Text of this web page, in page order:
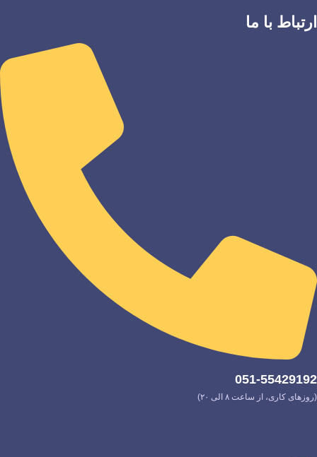
ارتباط با ما
051-55429192
(روزهای کاری، از ساعت ۸ الی ۲۰)